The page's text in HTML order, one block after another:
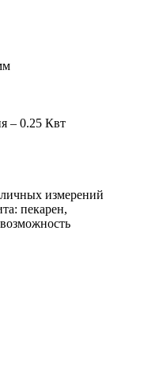
– 0.25 Квт
измерений
пекарен,